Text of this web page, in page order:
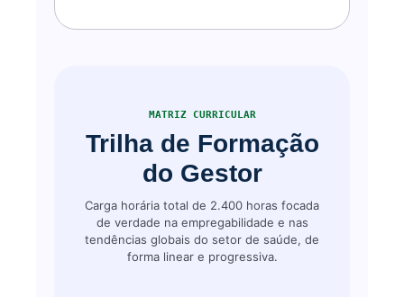
MATRIZ CURRICULAR
Trilha de Formação
do Gestor
Carga horária total de 2.400 horas focada
de verdade na empregabilidade e nas
tendências globais do setor de saúde, de
forma linear e progressiva.